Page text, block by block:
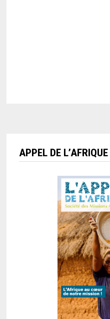
APPEL DE L’AFRIQUE